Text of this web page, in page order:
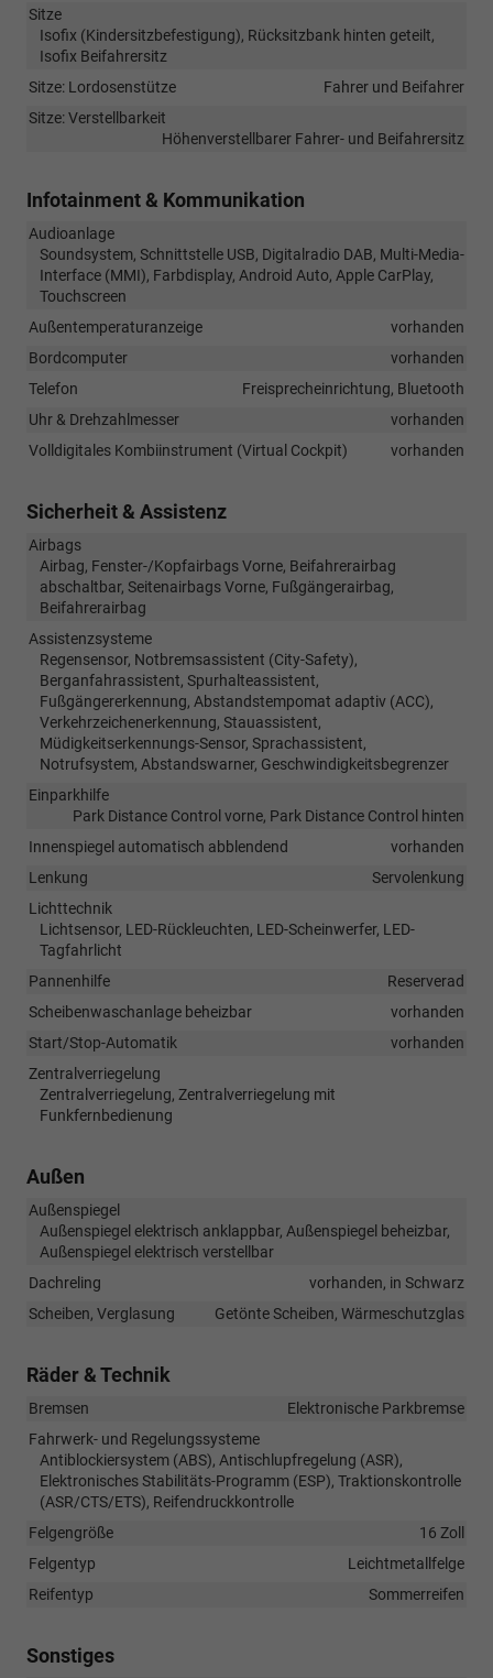
Sitze
Isofix (Kindersitzbefestigung), Rücksitzbank hinten geteilt,
Isofix Beifahrersitz
Sitze: Lordosenstütze
Fahrer und Beifahrer
Sitze: Verstellbarkeit
Höhenverstellbarer Fahrer- und Beifahrersitz
Infotainment & Kommunikation
Audioanlage
Soundsystem, Schnittstelle USB, Digitalradio DAB, Multi-Media-
Interface (MMI), Farbdisplay, Android Auto, Apple CarPlay,
Touchscreen
Außentemperaturanzeige
vorhanden
Bordcomputer
vorhanden
Telefon
Freisprecheinrichtung, Bluetooth
Uhr & Drehzahlmesser
vorhanden
Volldigitales Kombiinstrument (Virtual Cockpit)
vorhanden
Sicherheit & Assistenz
Airbags
Airbag, Fenster-/Kopfairbags Vorne, Beifahrerairbag
abschaltbar, Seitenairbags Vorne, Fußgängerairbag,
Beifahrerairbag
Assistenzsysteme
Regensensor, Notbremsassistent (City-Safety),
Berganfahrassistent, Spurhalteassistent,
Fußgängererkennung, Abstandstempomat adaptiv (ACC),
Verkehrzeichenerkennung, Stauassistent,
Müdigkeitserkennungs-Sensor, Sprachassistent,
Notrufsystem, Abstandswarner, Geschwindigkeitsbegrenzer
Einparkhilfe
Park Distance Control vorne, Park Distance Control hinten
Innenspiegel automatisch abblendend
vorhanden
Lenkung
Servolenkung
Lichttechnik
Lichtsensor, LED-Rückleuchten, LED-Scheinwerfer, LED-
Tagfahrlicht
Pannenhilfe
Reserverad
Scheibenwaschanlage beheizbar
vorhanden
Start/Stop-Automatik
vorhanden
Zentralverriegelung
Zentralverriegelung, Zentralverriegelung mit
Funkfernbedienung
Außen
Außenspiegel
Außenspiegel elektrisch anklappbar, Außenspiegel beheizbar,
Außenspiegel elektrisch verstellbar
Dachreling
vorhanden, in Schwarz
Scheiben, Verglasung
Getönte Scheiben, Wärmeschutzglas
Räder & Technik
Bremsen
Elektronische Parkbremse
Fahrwerk- und Regelungssysteme
Antiblockiersystem (ABS), Antischlupfregelung (ASR),
Elektronisches Stabilitäts-Programm (ESP), Traktionskontrolle
(ASR/CTS/ETS), Reifendruckkontrolle
Felgengröße
16 Zoll
Felgentyp
Leichtmetallfelge
Reifentyp
Sommerreifen
Sonstiges